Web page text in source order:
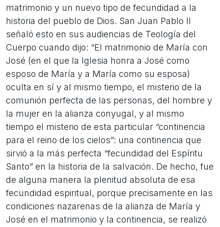
matrimonio y un nuevo tipo de fecundidad a la
historia del pueblo de Dios. San Juan Pablo II
señaló esto en sus audiencias de Teología del
Cuerpo cuando dijo: “El matrimonio de María con
José (en el que la Iglesia honra a José como
esposo de María y a María como su esposa)
oculta en sí y al mismo tiempo, el misterio de la
comunión perfecta de las personas, del hombre y
la mujer en la alianza conyugal, y al mismo
tiempo el misterio de esta particular “continencia
para el reino de los cielos”: una continencia que
sirvió a la más perfecta “fecundidad del Espíritu
Santo” en la historia de la salvación. De hecho, fue
de alguna manera la plenitud absoluta de esa
fecundidad espiritual, porque precisamente en las
condiciones nazarenas de la alianza de María y
José en el matrimonio y la continencia, se realizó